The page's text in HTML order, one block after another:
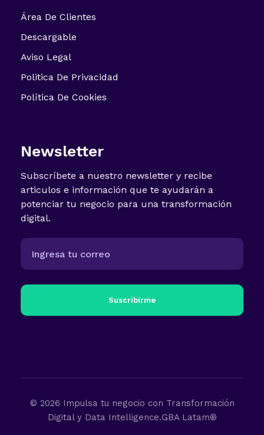
Área De Clientes
Descargable
Aviso Legal
Politica De Privacidad
Política De Cookies
Newsletter
Subscríbete a nuestro newsletter y recibe
articulos e información que te ayudarán a
potenciar tu negocio para una transformación
digital.
Suscribirme
© 2026 Impulsa tu negocio con Transformación
Digital y Data Intelligence.GBA Latam®